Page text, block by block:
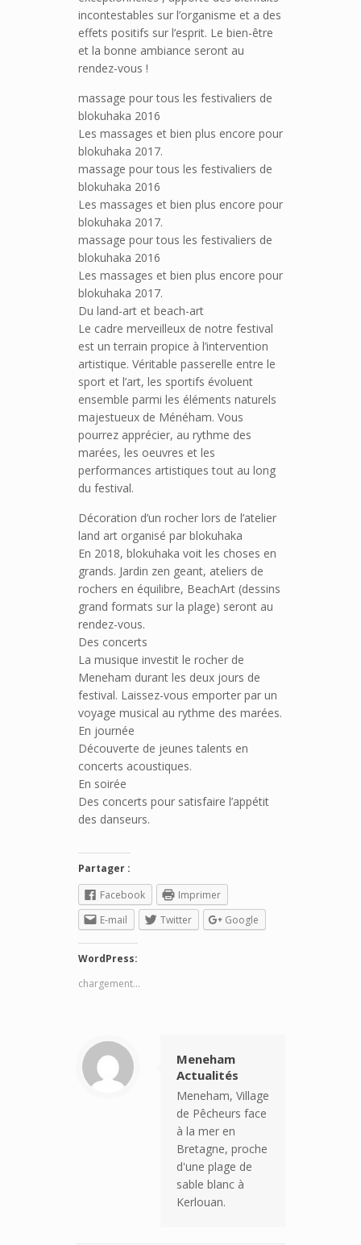
incontestables sur l’organisme et a des
effets positifs sur l’esprit. Le bien-être
et la bonne ambiance seront au
rendez-vous !
massage pour tous les festivaliers de
blokuhaka 2016
Les massages et bien plus encore pour
blokuhaka 2017.
massage pour tous les festivaliers de
blokuhaka 2016
Les massages et bien plus encore pour
blokuhaka 2017.
massage pour tous les festivaliers de
blokuhaka 2016
Les massages et bien plus encore pour
blokuhaka 2017.
Du land-art et beach-art
Le cadre merveilleux de notre festival
est un terrain propice à l’intervention
artistique. Véritable passerelle entre le
sport et l’art, les sportifs évoluent
ensemble parmi les éléments naturels
majestueux de Ménéham. Vous
pourrez apprécier, au rythme des
marées, les oeuvres et les
performances artistiques tout au long
du festival.
Décoration d’un rocher lors de l’atelier
land art organisé par blokuhaka
En 2018, blokuhaka voit les choses en
grands. Jardin zen geant, ateliers de
rochers en équilibre, BeachArt (dessins
grand formats sur la plage) seront au
rendez-vous.
Des concerts
La musique investit le rocher de
Meneham durant les deux jours de
festival. Laissez-vous emporter par un
voyage musical au rythme des marées.
En journée
Découverte de jeunes talents en
concerts acoustiques.
En soirée
Des concerts pour satisfaire l’appétit
des danseurs.
Partager :
Facebook
Imprimer
E-mail
Twitter Google
WordPress:
chargement…
Meneham
Actualités
Meneham, Village
de Pêcheurs face
à la mer en
Bretagne, proche
d'une plage de
sable blanc à
Kerlouan.